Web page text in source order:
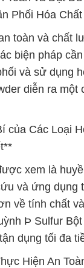
Phối Hóa
toàn và chất
biện pháp
và sử dụng
diễn ra một
của Các Loại
xem là
và ứng dụng
về tính chất
Þ Sulfur
dụng tối đa
Hiện An